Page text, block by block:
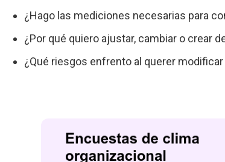
¿Hago las mediciones necesarias para
¿Por qué quiero ajustar, cambiar o crear
¿Qué riesgos enfrento al querer